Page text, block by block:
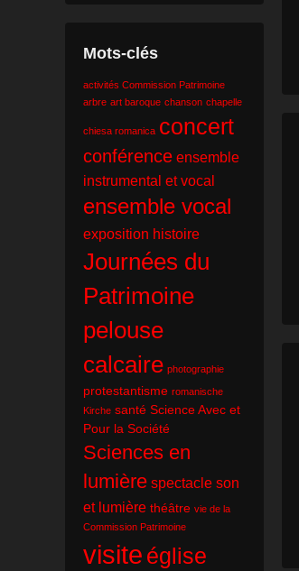
Mots-clés
activités Commission Patrimoine
arbre art baroque chanson chapelle
chiesa romanica concert
conférence ensemble
instrumental et vocal
ensemble vocal
exposition histoire
Journées du
Patrimoine
pelouse
calcaire photographie
protestantisme romanische
Kirche santé Science Avec et
Pour la Société
Sciences en
lumière spectacle son
et lumière théâtre vie de la
Commission Patrimoine
visite église